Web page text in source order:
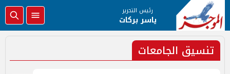
رئيس التحرير
ياسر بركات
تنسيق الجامعات